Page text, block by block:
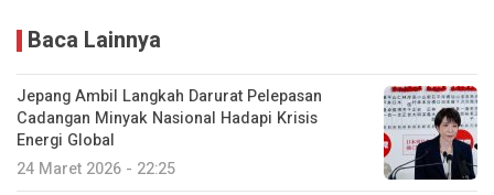
Baca Lainnya
Jepang Ambil Langkah Darurat Pelepasan
Cadangan Minyak Nasional Hadapi Krisis
Energi Global
24 Maret 2026 - 22:25